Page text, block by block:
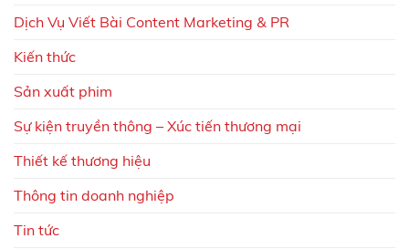
Dịch Vụ Viết Bài Content Marketing & PR
Kiến thức
Sản xuất phim
Sự kiện truyền thông – Xúc tiến thương mại
Thiết kế thương hiệu
Thông tin doanh nghiệp
Tin tức